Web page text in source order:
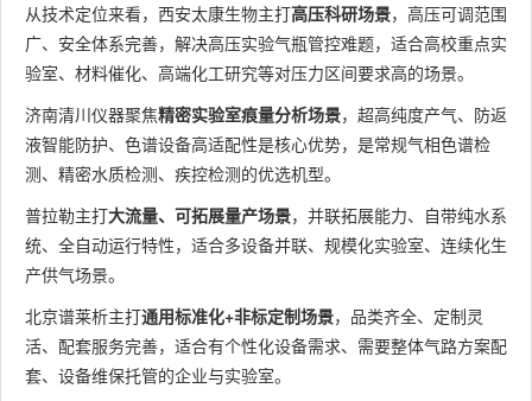
从技术定位来看，西安太康生物主打高压科研场景，高压可调范围
广、安全体系完善，解决高压实验气瓶管控难题，适合高校重点实
验室、材料催化、高端化工研究等对压力区间要求高的场景。
济南清川仪器聚焦精密实验室痕量分析场景，超高纯度产气、防返
液智能防护、色谱设备高适配性是核心优势，是常规气相色谱检
测、精密水质检测、疾控检测的优选机型。
普拉勒主打大流量、可拓展量产场景，并联拓展能力、自带纯水系
统、全自动运行特性，适合多设备并联、规模化实验室、连续化生
产供气场景。
北京谱莱析主打通用标准化+非标定制场景，品类齐全、定制灵
活、配套服务完善，适合有个性化设备需求、需要整体气路方案配
套、设备维保托管的企业与实验室。